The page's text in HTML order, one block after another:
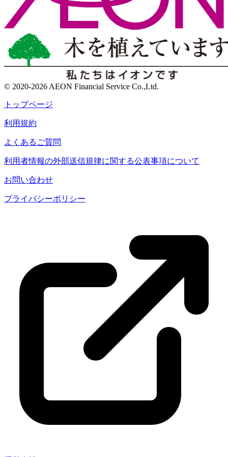
© 2020-2026 AEON Financial Service Co.,Ltd.
トップページ
利用規約
よくあるご質問
利用者情報の外部送信規律に関する公表事項について
お問い合わせ
プライバシーポリシー